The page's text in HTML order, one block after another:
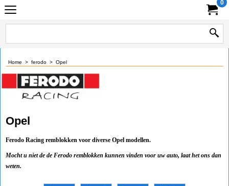
0
Home > ferodo > Opel
Opel
Ferodo Racing remblokken voor diverse Opel modellen.
Mocht u niet de de Ferodo remblokken kunnen vinden voor uw auto, laat het ons dan
weten.